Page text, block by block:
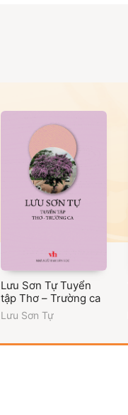
Lưu Sơn Tự Tuyển
tập Thơ – Trường ca
Lưu Sơn Tự